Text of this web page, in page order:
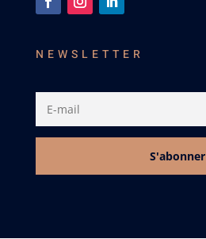
NEWSLETTER
S'abonner